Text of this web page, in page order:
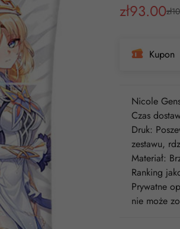
Cena
zł93.00
Cena
zł
Kupon
Nicole
Czas
Druk:
zestawu,
Materiał:
Ranking
Prywatne
nie może